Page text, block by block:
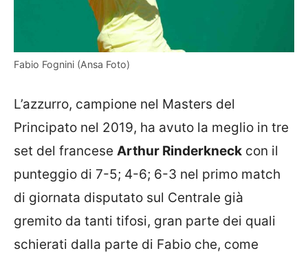
Fabio Fognini (Ansa Foto)
L’azzurro, campione nel Masters del
Principato nel 2019, ha avuto la meglio in tre
set del francese Arthur Rinderkneck con il
punteggio di 7-5; 4-6; 6-3 nel primo match
di giornata disputato sul Centrale già
gremito da tanti tifosi, gran parte dei quali
schierati dalla parte di Fabio che, come